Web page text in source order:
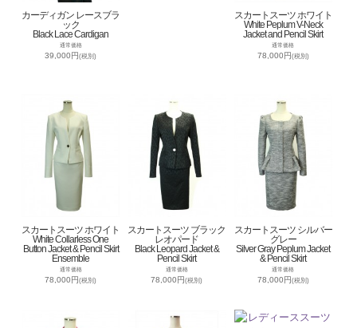
カーディガン レースブラ
ック
Black Lace Cardigan
通常価格
39,000円(税別)
スカートスーツ ホワイト
White Peplum V-Neck
Jacket and Pencil Skirt
通常価格
78,000円(税別)
スカートスーツ ホワイト
White Collarless One
Button Jacket & Pencil Skirt
Ensemble
通常価格
78,000円(税別)
スカートスーツ ブラック
レオパード
Black Leopard Jacket &
Pencil Skirt
通常価格
78,000円(税別)
スカートスーツ シルバー
グレー
Silver Gray Peplum Jacket
& Pencil Skirt
通常価格
78,000円(税別)